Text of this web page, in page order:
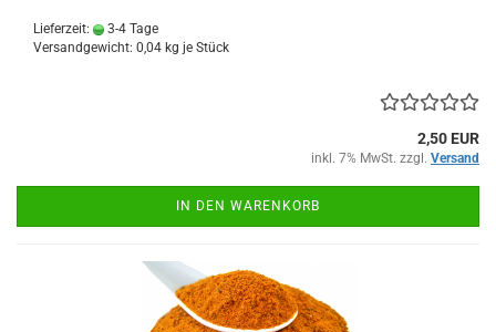
Lieferzeit:
3-4 Tage
Versandgewicht: 0,04 kg je Stück
2,50 EUR
inkl. 7% MwSt. zzgl. Versand
IN DEN WARENKORB